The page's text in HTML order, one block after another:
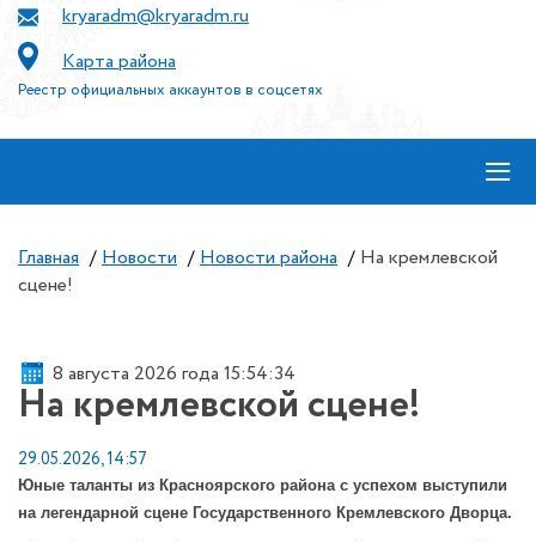
kryaradm@kryaradm.ru
Карта района
Реестр официальных аккаунтов в соцсетях
≡
Главная / Новости / Новости района / На кремлевской
сцене!
8 августа 2026 года 15:54:34
На кремлевской сцене!
29.05.2026, 14:57
Юные таланты из Красноярского района с успехом выступили
на легендарной сцене Государственного Кремлевского Дворца.